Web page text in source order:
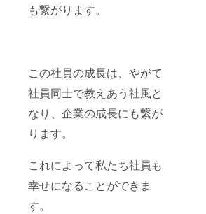
も繋がります。
この社員の成長は、やがて
社員同士で教えあう社風と
なり、企業の成長にも繋が
ります。
これによって私たち社員も
幸せになることができま
す。